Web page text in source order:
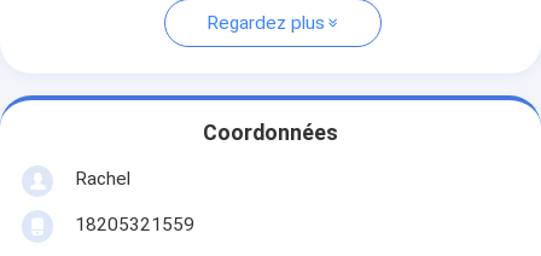
Regardez plus
Coordonnées
Rachel
18205321559